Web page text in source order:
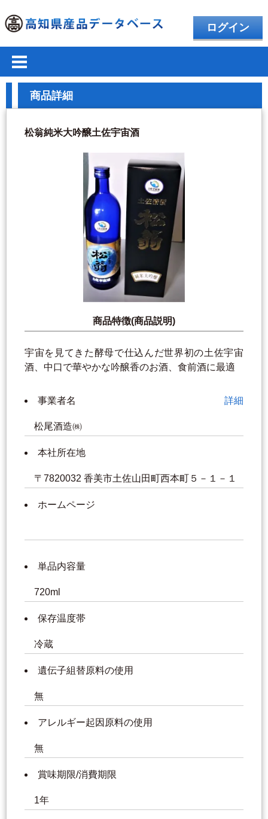
ログイン
商品詳細
松翁純米大吟醸土佐宇宙酒
商品特徴(商品説明)
宇宙を見てきた酵母で仕込んだ世界初の土佐宇宙
酒、中口で華やかな吟醸香のお酒、食前酒に最適
事業者名 詳細
松尾酒造㈱
本社所在地
〒7820032 香美市土佐山田町西本町５－１－１
ホームページ
単品内容量
720ml
保存温度帯
冷蔵
遺伝子組替原料の使用
無
アレルギー起因原料の使用
無
賞味期限/消費期限
1年